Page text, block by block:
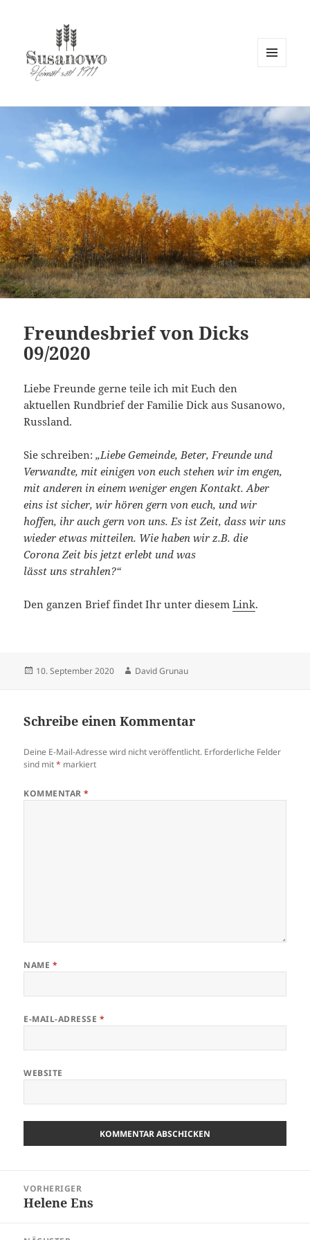
Freundesbrief von Dicks
09/2020
Liebe Freunde gerne teile ich mit Euch den
aktuellen Rundbrief der Familie Dick aus Susanowo,
Russland.
Sie schreiben:„Liebe Gemeinde, Beter, Freunde und
Verwandte, mit einigen von euch stehen wir im engen,
mit anderen in einem weniger engen Kontakt. Aber
eins ist sicher, wir hören gern von euch, und wir
hoffen, ihr auch gern von uns. Es ist Zeit, dass wir uns
wieder etwas mitteilen. Wie haben wir z.B. die
Corona Zeit bis jetzt erlebt und was
lässt uns strahlen?“
Den ganzen Brief findet Ihr unter diesemLink.
Veröffentlicht
10. September 2020 Autor
David Grunau
Schreibe einen Kommentar
Deine E-Mail-Adresse wird nicht veröffentlicht. Erforderliche Felder
sind mit* markiert
KOMMENTAR*
NAME *
E-MAIL-ADRESSE *
WEBSITE
VORHERIGER
Vorheriger
Helene Ens